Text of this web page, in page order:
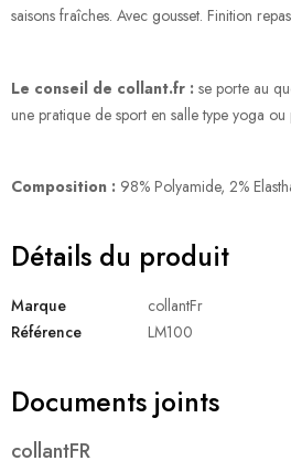
saisons fraîches. Avec gousset. Finition
Le conseil de collant.fr : se porte au
une pratique de sport en salle type yoga ou
Composition : 98% Polyamide, 2%
Détails du produit
Marque
collantFr
Référence
LM100
Documents joints
collantFR